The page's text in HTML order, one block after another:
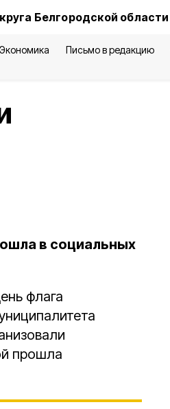
Белгородской области
Экономика Письмо в редакцию
в социальных
флага
прошла